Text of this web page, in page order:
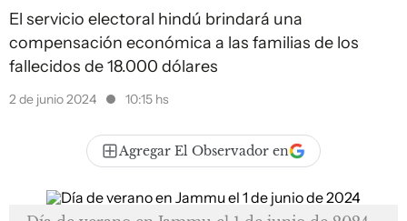
El servicio electoral hindú brindará una
compensación económica a las familias de los
fallecidos de 18.000 dólares
2 de junio 2024 10:15 hs
Agregar El Observador en